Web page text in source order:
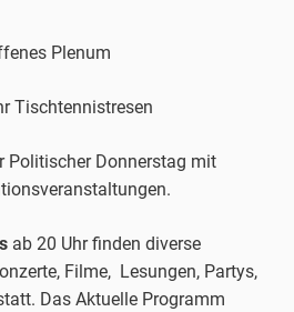
Plenum
Tischtennistresen
Politischer Donnerstag mit
ab 20 Uhr finden diverse
Filme, Lesungen, Partys,
Das Aktuelle Programm